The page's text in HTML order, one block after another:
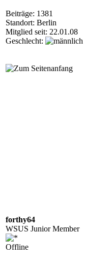
Beiträge: 1381
Standort: Berlin
Mitglied seit: 22.01.08
Geschlecht:
forthy64
WSUS Junior Member
Offline